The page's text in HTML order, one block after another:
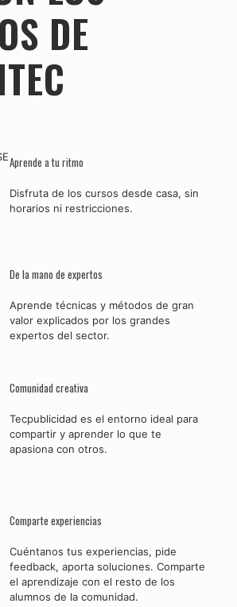
DE
Aprende a tu ritmo
Disfruta de los cursos desde casa, sin
horarios ni restricciones.
De la mano de expertos
Aprende técnicas y métodos de gran
valor explicados por los grandes
expertos del sector.
Comunidad creativa
Tecpublicidad es el entorno ideal para
compartir y aprender lo que te
apasiona con otros.
Comparte experiencias
Cuéntanos tus experiencias, pide
feedback, aporta soluciones. Comparte
el aprendizaje con el resto de los
alumnos de la comunidad.